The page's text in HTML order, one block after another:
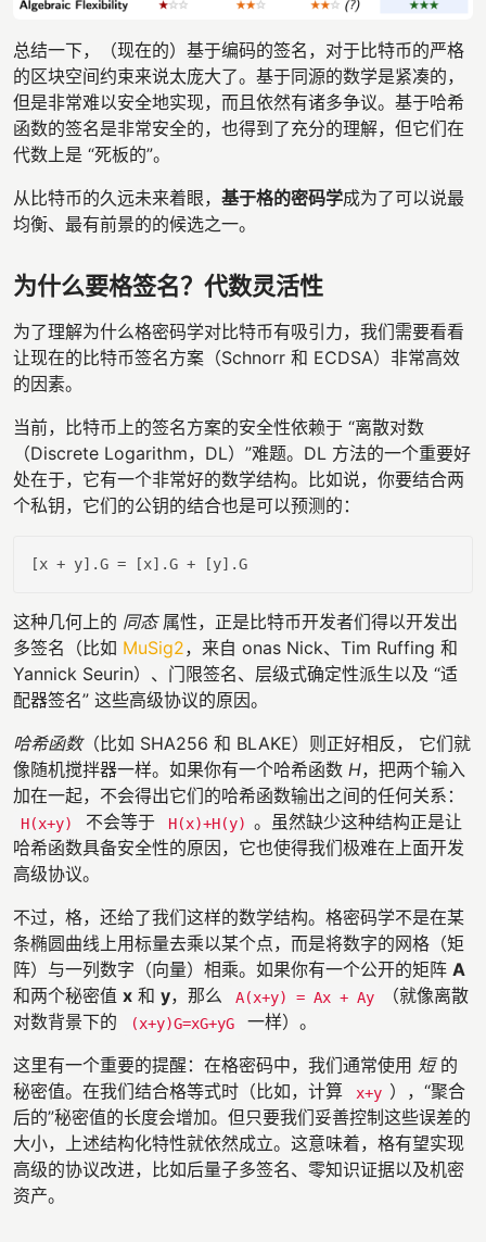
总结一下，（现在的）基于编码的签名，对于比特币的严格
的区块空间约束来说太庞大了。基于同源的数学是紧凑的，
但是非常难以安全地实现，而且依然有诸多争议。基于哈希
函数的签名是非常安全的，也得到了充分的理解，但它们在
代数上是 “死板的”。
从比特币的久远未来着眼， 基于格的密码学成为了可以说最
均衡、最有前景的的候选之一。
为什么要格签名？代数灵活性
为了理解为什么格密码学对比特币有吸引力，我们需要看看
让现在的比特币签名方案（Schnorr 和 ECDSA）非常高效
的因素。
当前，比特币上的签名方案的安全性依赖于 “离散对数
（Discrete Logarithm，DL）”难题。DL 方法的一个重要好
处在于，它有一个非常好的数学结构。比如说，你要结合两
个私钥，它们的公钥的结合也是可以预测的：
这种几何上的 同态属性，正是比特币开发者们得以开发出
多签名（比如 MuSig2，来自 onas Nick、Tim Ruffing 和
Yannick Seurin）、门限签名、层级式确定性派生以及 “适
配器签名” 这些高级协议的原因。
哈希函数（比如 SHA256 和 BLAKE）则正好相反， 它们就
像随机搅拌器一样。如果你有一个哈希函数 H，把两个输入
加在一起，不会得出它们的哈希函数输出之间的任何关系：
H(x+y) 不会等于 H(x)+H(y) 。虽然缺少这种结构正是让
哈希函数具备安全性的原因，它也使得我们极难在上面开发
高级协议。
不过，格，还给了我们这样的数学结构。格密码学不是在某
条椭圆曲线上用标量去乘以某个点，而是将数字的网格（矩
阵）与一列数字（向量）相乘。如果你有一个公开的矩阵 A
和两个秘密值 x 和 y，那么 A(x+y) = Ax + Ay
（就像离散
对数背景下的
(x+y)G=xG+yG
一样）。
这里有一个重要的提醒：在格密码中，我们通常使用 短的
秘密值。在我们结合格等式时（比如，计算
x+y ），“聚合
后的”秘密值的长度会增加。但只要我们妥善控制这些误差的
大小，上述结构化特性就依然成立。这意味着，格有望实现
高级的协议改进，比如后量子多签名、零知识证据以及机密
资产。